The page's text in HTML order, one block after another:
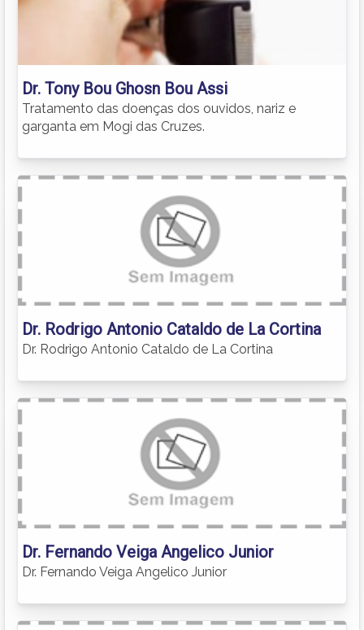
Dr. Tony Bou Ghosn Bou Assi
Tratamento das doenças dos ouvidos, nariz e
garganta em Mogi das Cruzes.
Dr. Rodrigo Antonio Cataldo de La Cortina
Dr. Rodrigo Antonio Cataldo de La Cortina
Dr. Fernando Veiga Angelico Junior
Dr. Fernando Veiga Angelico Junior